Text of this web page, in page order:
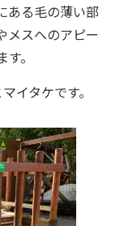
ある毛の薄い部
メスへのアピー
。
イタケです。